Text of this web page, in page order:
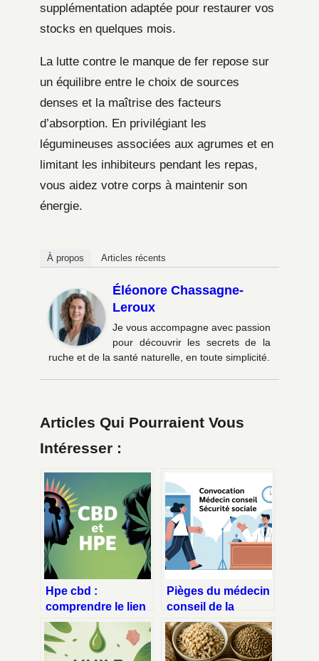
supplémentation adaptée pour restaurer vos
stocks en quelques mois.
La lutte contre le manque de fer repose sur
un équilibre entre le choix de sources
denses et la maîtrise des facteurs
d’absorption. En privilégiant les
légumineuses associées aux agrumes et en
limitant les inhibiteurs pendant les repas,
vous aidez votre corps à maintenir son
énergie.
À propos Articles récents
Éléonore Chassagne-
Leroux
Je vous accompagne avec passion
pour découvrir les secrets de la
ruche et de la santé naturelle, en toute simplicité.
Articles Qui Pourraient Vous
Intéresser :
Hpe cbd :
comprendre le lien
entre haut potentiel
émotionnel et
cannabis
Pièges du médecin
conseil de la
sécurité sociale :
comment les éviter
sans stress